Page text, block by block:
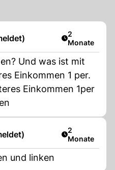
Artikel
2
Monate
Und was ist mit
Einkommen 1 per.
Einkommen 1per
Artikel
2
Monate
und linken